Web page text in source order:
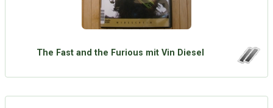
The Fast and the Furious mit Vin Diesel